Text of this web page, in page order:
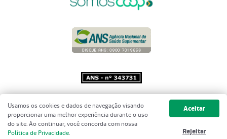
Copyright 2001 - 2026 Unimed do
Brasil - Todos os direitos reservados
Usamos os cookies e dados de navegação visando
proporcionar uma melhor experiência durante o uso
do site. Ao continuar, você concorda com nossa
Política de Privacidade.
Aceitar
Rejeitar